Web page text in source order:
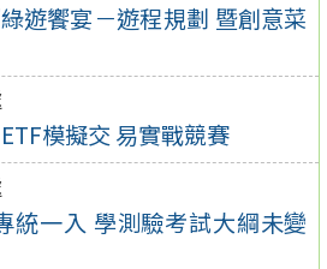
遊饗宴－遊程規劃 暨創意菜
模擬交 易實戰競賽
統一入 學測驗考試大綱未變